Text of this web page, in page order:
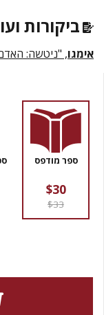
ביקורות
אימגו, "ניטשה:
ספר מודפס
$30
$33